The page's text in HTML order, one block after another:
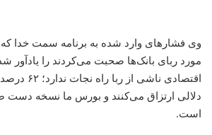
وی فشارهای وارد شده به برنامه سمت خدا که
مورد ربای بانک‌ها صحبت می‌کردند را یادآور
اقتصادی
دلالی ارتزاق می‌کنند و بورس ما نسخه دست
است.